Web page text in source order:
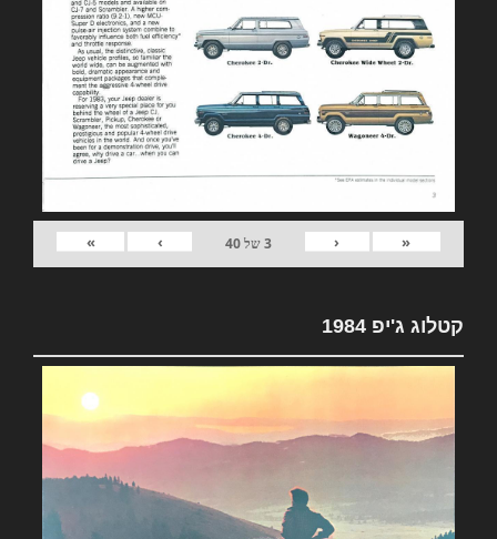
«
‹
3של40
›
»
קטלוג ג'יפ 1984